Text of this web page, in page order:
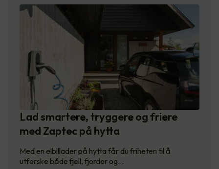
Lad smartere, tryggere og friere
med Zaptec på hytta
Med en elbillader på hytta får du friheten til å
utforske både fjell, fjorder og…